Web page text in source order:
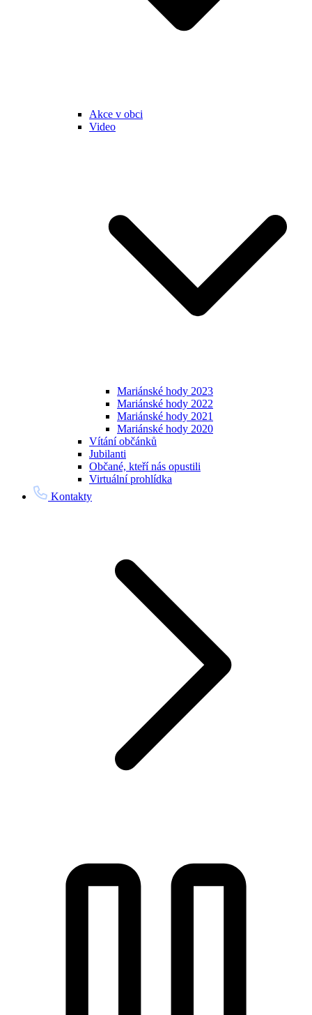
Akce v obci
Video
Mariánské hody 2023
Mariánské hody 2022
Mariánské hody 2021
Mariánské hody 2020
Vítání občánků
Jubilanti
Občané, kteří nás opustili
Virtuální prohlídka
Kontakty